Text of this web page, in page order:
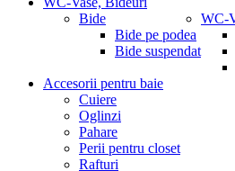
Bide
Bide pe podea
Bide suspendat
WC-
Accesorii pentru baie
Cuiere
Oglinzi
Pahare
Perii pentru closet
Rafturi